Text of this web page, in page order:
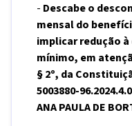
- Descabe o
mensal do
implicar redução
mínimo, em
§ 2º, da
5003880-
ANA PAULA DE